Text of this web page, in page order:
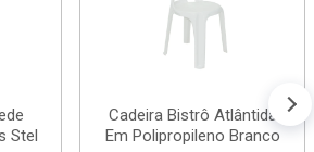
Stel
Cadeira Bistrô Atlântida
Em Polipropileno Branco